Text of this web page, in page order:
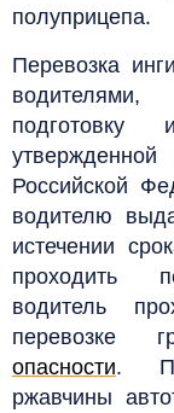
полуприцепа.
Перевозка
Российской
водителю
истечении
проходить
водитель
перевозке
опасности.
ржавчины